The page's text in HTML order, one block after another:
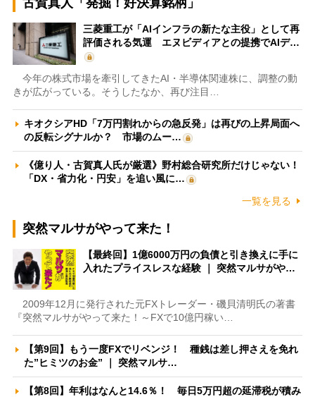
三菱重工が「AIインフラの新たな主役」として再
評価される気運 エヌビディアとの提携でAIデ…
今年の株式市場を牽引してきたAI・半導体関連株に、調整の動
きが広がっている。そうしたなか、再び注目…
キオクシアHD「7万円割れからの急反発」は再びの上昇局面へ
の反転シグナルか？ 市場のムー…
《億り人・古賀真人氏が厳選》野村総合研究所だけじゃない！
「DX・省力化・円安」を追い風に…
一覧を見る
突然マルサがやって来た！
【最終回】1億6000万円の負債と引き換えに手に
入れたプライスレスな経験 ｜ 突然マルサがや…
2009年12月に発行された元FXトレーダー・磯貝清明氏の著書
『突然マルサがやって来た！～FXで10億円稼い…
【第9回】もう一度FXでリベンジ！ 種銭は差し押さえを免れ
た”ヒミツのお金” ｜ 突然マルサ…
【第8回】年利はなんと14.6％！ 毎日5万円超の延滞税が積み